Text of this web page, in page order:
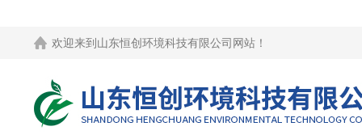
欢迎来到 山东恒创环境科技有限公司网站 ！